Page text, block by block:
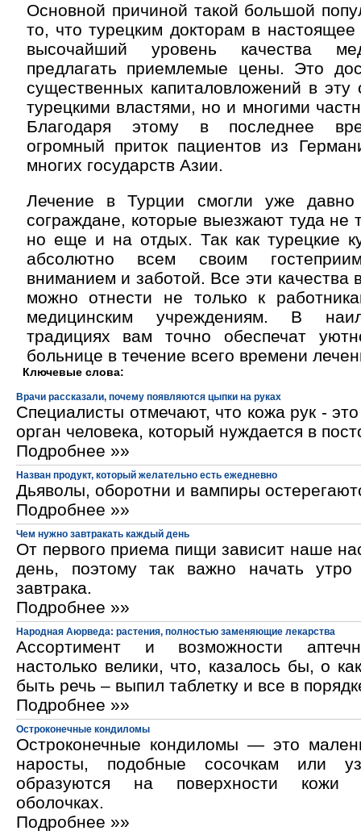
Основной причиной такой большой
то, что турецким докторам в настоящее
высочайший уровень качества
предлагать приемлемые цены. Это
существенных капиталовложений в эту
турецкими властями, но и многими
Благодаря этому в последнее
огромный приток пациентов из
многих государств Азии.
Лечение в Турции смогли уже
сограждане, которые выезжают туда не
но еще и на отдых. Так как турецкие
абсолютно всем своим
вниманием и заботой. Все эти качества
можно отнести не только к
медицинским учреждениям. В
традициях вам точно обеспечат
больнице в течение всего времени
Ключевые слова:
Врачи рассказали, почему появляются цыпки на руках
Специалисты отмечают, что кожа рук -
орган человека, который нуждается в
Подробнее »»
Назван продукт, который желательно есть ежедневно
Дьяволы, оборотни и вампиры
Подробнее »»
Чем нужно завтракать каждый день
От первого приема пищи зависит наше
день, поэтому так важно начать утро
завтрака.
Подробнее »»
Народная Аюрведа: растения, полностью заменяющие лекарства
Ассортимент и возможности
настолько велики, что, казалось бы, о
быть речь – выпил таблетку и все в
Подробнее »»
Остроконечные кондиломы
Остроконечные кондиломы — это
наросты, подобные сосочкам или
образуются на поверхности кожи
оболочках.
Подробнее »»